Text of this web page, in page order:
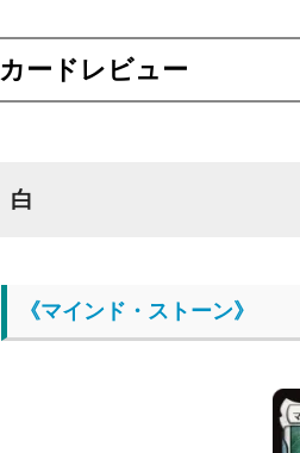
カードレビュー
白
《マインド・ストーン》